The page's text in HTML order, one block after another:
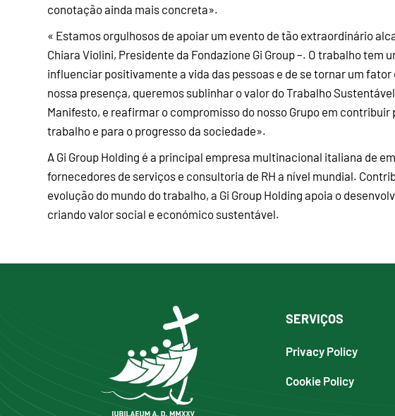
conotação ainda mais concreta».
« Estamos orgulhosos de apoiar um evento de tão extraordinário
Chiara Violini, Presidente da Fondazione Gi Group –. O trabalho tem
influenciar positivamente a vida das pessoas e de se tornar um
nossa presença, queremos sublinhar o valor do Trabalho
Manifesto, e reafirmar o compromisso do nosso Grupo em contribuir
trabalho e para o progresso da sociedade».
A Gi Group Holding é a principal empresa multinacional italiana de
fornecedores de serviços e consultoria de RH a nível mundial.
evolução do mundo do trabalho, a Gi Group Holding apoia o
criando valor social e económico sustentável.
SERVIÇOS
Privacy Policy
Cookie Policy